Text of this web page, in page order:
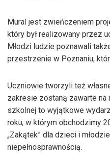
Mural jest zwieńczeniem
który był realizowany przez
Młodzi ludzie poznawali
przestrzenie w Poznaniu,
Uczniowie tworzyli też
zakresie zostaną zawarte na
szkolnej to wyjątkowe
roku, w którym obchodzimy
„Zakątek” dla dzieci i
niepełnosprawnością.